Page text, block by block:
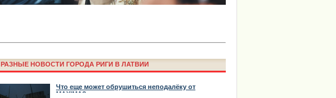
РАЗНЫЕ НОВОСТИ ГОРОДА РИГИ В ЛАТВИИ
Что еще может обрушиться неподалёку от
MAXIMA?